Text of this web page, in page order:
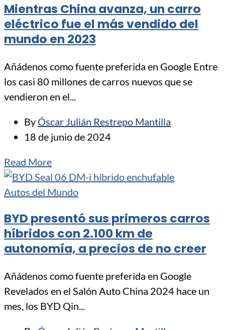
Mientras China avanza, un carro
eléctrico fue el más vendido del
mundo en 2023
Añádenos como fuente preferida en Google Entre
los casi 80 millones de carros nuevos que se
vendieron en el...
By Óscar Julián Restrepo Mantilla
18 de junio de 2024
Read More
Autos del Mundo
BYD presentó sus primeros carros
híbridos con 2.100 km de
autonomía, a precios de no creer
Añádenos como fuente preferida en Google
Revelados en el Salón Auto China 2024 hace un
mes, los BYD Qin...